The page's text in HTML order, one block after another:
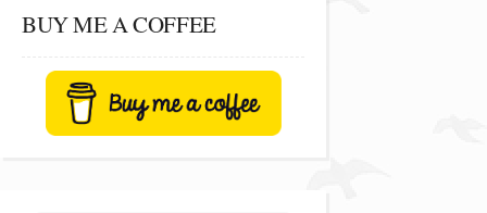
BUY ME A COFFEE